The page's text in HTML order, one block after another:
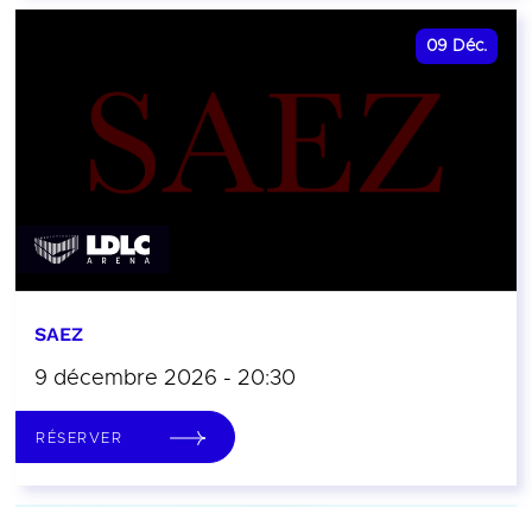
09 Déc.
SAEZ
9 décembre 2026 - 20:30
RÉSERVER